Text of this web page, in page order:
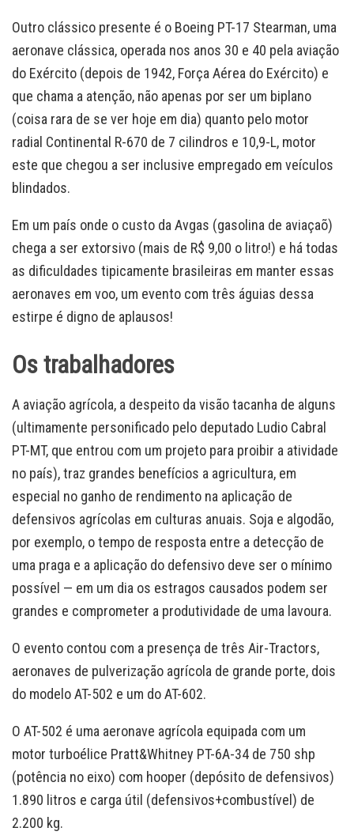
Outro clássico presente é o Boeing PT-17 Stearman, uma
aeronave clássica, operada nos anos 30 e 40 pela aviação
do Exército (depois de 1942, Força Aérea do Exército) e
que chama a atenção, não apenas por ser um biplano
(coisa rara de se ver hoje em dia) quanto pelo motor
radial Continental R-670 de 7 cilindros e 10,9-L, motor
este que chegou a ser inclusive empregado em veículos
blindados.
Em um país onde o custo da Avgas (gasolina de aviaçaõ)
chega a ser extorsivo (mais de R$ 9,00 o litro!) e há todas
as dificuldades tipicamente brasileiras em manter essas
aeronaves em voo, um evento com três águias dessa
estirpe é digno de aplausos!
Os trabalhadores
A aviação agrícola, a despeito da visão tacanha de alguns
(ultimamente personificado pelo deputado Ludio Cabral
PT-MT, que entrou com um projeto para proibir a atividade
no país), traz grandes benefícios a agricultura, em
especial no ganho de rendimento na aplicação de
defensivos agrícolas em culturas anuais. Soja e algodão,
por exemplo, o tempo de resposta entre a detecção de
uma praga e a aplicação do defensivo deve ser o mínimo
possível — em um dia os estragos causados podem ser
grandes e comprometer a produtividade de uma lavoura.
O evento contou com a presença de três Air-Tractors,
aeronaves de pulverização agrícola de grande porte, dois
do modelo AT-502 e um do AT-602.
O AT-502 é uma aeronave agrícola equipada com um
motor turboélice Pratt&Whitney PT-6A-34 de 750 shp
(potência no eixo) com hooper (depósito de defensivos)
1.890 litros e carga útil (defensivos+combustível) de
2.200 kg.